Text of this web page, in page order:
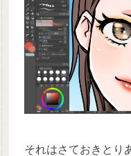
それはさておきとり